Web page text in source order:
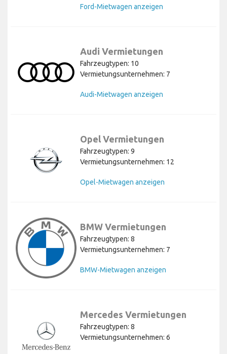
Ford-Mietwagen anzeigen
Audi Vermietungen
Fahrzeugtypen: 10
Vermietungsunternehmen: 7
Audi-Mietwagen anzeigen
Opel Vermietungen
Fahrzeugtypen: 9
Vermietungsunternehmen: 12
Opel-Mietwagen anzeigen
BMW Vermietungen
Fahrzeugtypen: 8
Vermietungsunternehmen: 7
BMW-Mietwagen anzeigen
Mercedes Vermietungen
Fahrzeugtypen: 8
Vermietungsunternehmen: 6